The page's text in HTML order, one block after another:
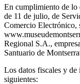
En cumplimiento de lo
de 11 de julio, de
Comercio Electrónico,
Regional S.A.,
Santuario de
Los datos fiscales y
siguientes: